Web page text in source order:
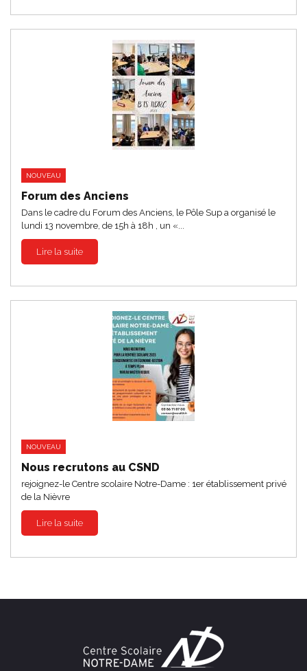
NOUVEAU
Forum des Anciens
Dans le cadre du Forum des Anciens, le Pôle Sup a organisé le
lundi 13 novembre, de 15h à 18h , un «...
Lire la suite
NOUVEAU
Nous recrutons au CSND
rejoignez-le Centre scolaire Notre-Dame : 1er établissement privé
de la Nièvre
Lire la suite